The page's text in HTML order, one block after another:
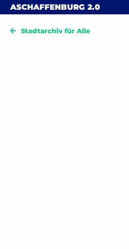
Skip to content
ASCHAFFENBURG 2.0
Stadtarchiv für Alle